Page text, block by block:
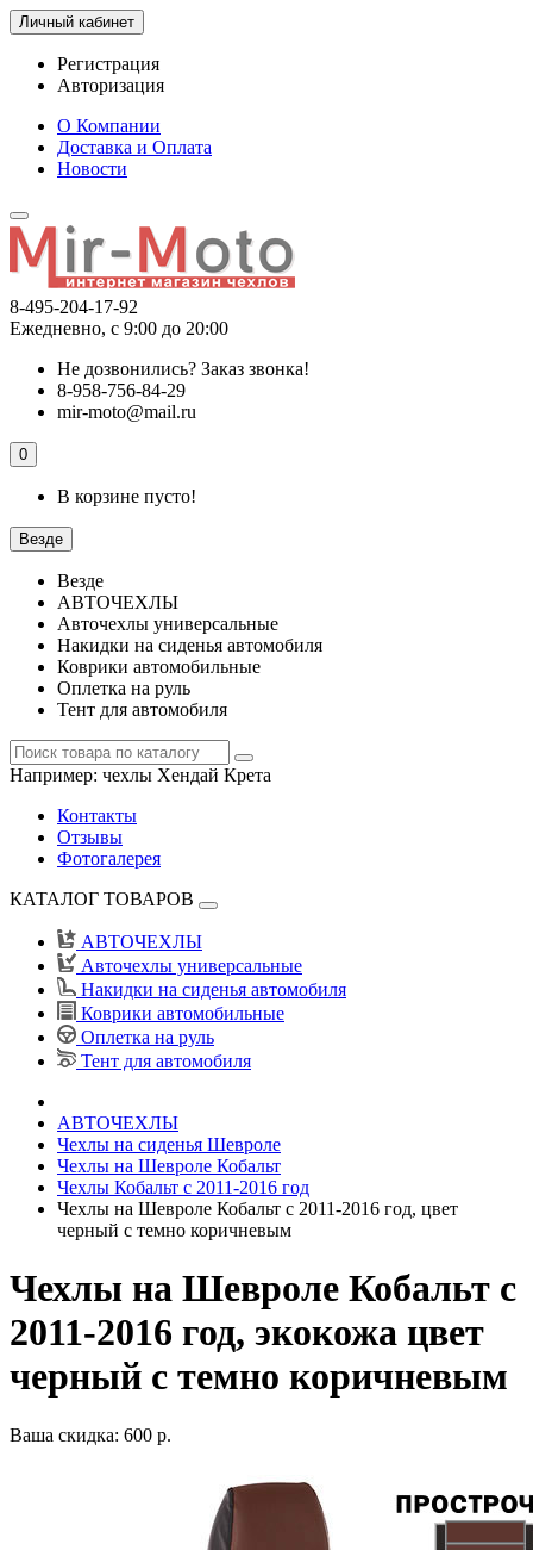
Личный кабинет
Регистрация
Авторизация
О Компании
Доставка и Оплата
Новости
8-495-204-17-92
Ежедневно, с 9:00 до 20:00
Не дозвонились? Заказ звонка!
8-958-756-84-29
mir-moto@mail.ru
0
В корзине пусто!
Везде
Везде
АВТОЧЕХЛЫ
Авточехлы универсальные
Накидки на сиденья автомобиля
Коврики автомобильные
Оплетка на руль
Тент для автомобиля
Например: чехлы Хендай Крета
Контакты
Отзывы
Фотогалерея
КАТАЛОГ ТОВАРОВ
АВТОЧЕХЛЫ
Авточехлы универсальные
Накидки на сиденья автомобиля
Коврики автомобильные
Оплетка на руль
Тент для автомобиля
АВТОЧЕХЛЫ
Чехлы на сиденья Шевроле
Чехлы на Шевроле Кобальт
Чехлы Кобальт с 2011-2016 год
Чехлы на Шевроле Кобальт с 2011-2016 год, цвет
черный с темно коричневым
Чехлы на Шевроле Кобальт с
2011-2016 год, экокожа цвет
черный с темно коричневым
Ваша скидка: 600 р.